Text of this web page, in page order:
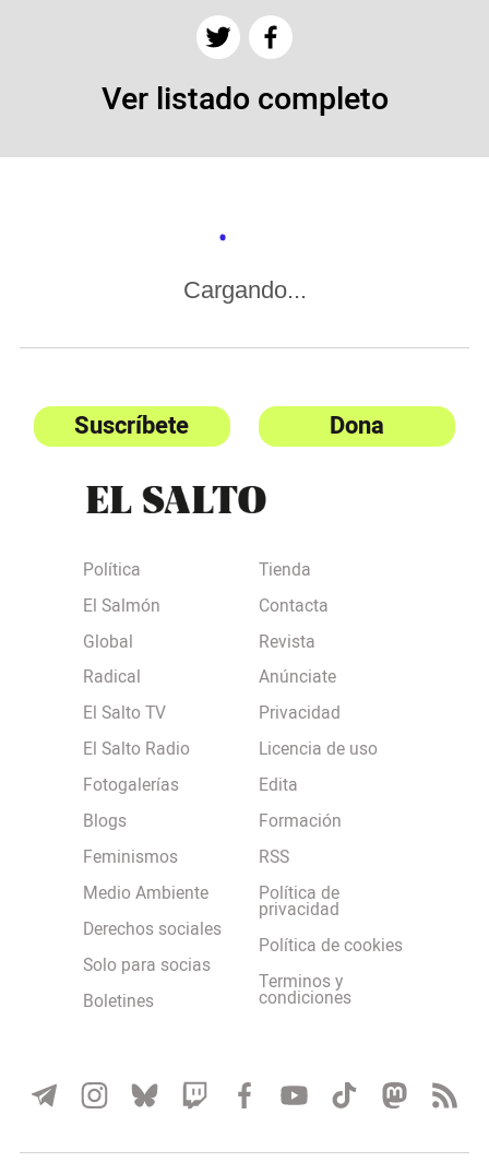
Ver listado completo
Cargando...
Suscríbete Dona
Política
El Salmón
Global
Radical
El Salto TV
El Salto Radio
Fotogalerías
Blogs
Feminismos
Medio Ambiente
Derechos sociales
Solo para socias
Boletines
Tienda
Contacta
Revista
Anúnciate
Privacidad
Licencia de uso
Edita
Formación
RSS
Política de
privacidad
Política de cookies
Terminos y
condiciones